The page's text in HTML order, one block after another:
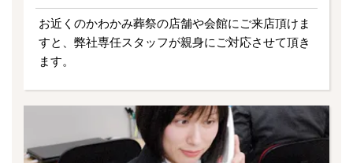
お近くのかわかみ葬祭の店舗や会館にご来店頂けま
すと、弊社専任スタッフが親身にご対応させて頂き
ます。